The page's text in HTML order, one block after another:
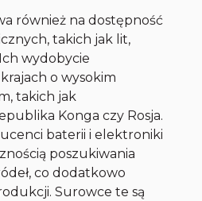
również na dostępność
takich jak lit,
wydobycie
o wysokim
takich jak
Konga czy Rosja.
baterii i elektroniki
poszukiwania
co dodatkowo
Surowce te są